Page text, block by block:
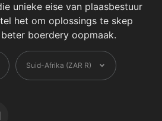
unieke eise van plaasbestuur
het om oplossings te skep
boerdery oopmaak.
Geldeenheid
Suid-Afrika (ZAR R)
YouTube